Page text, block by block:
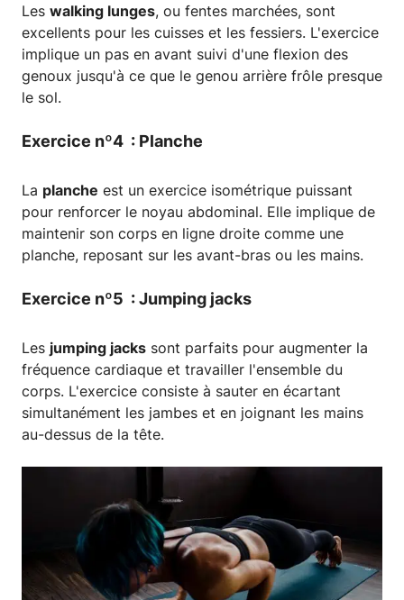
Les walking lunges, ou fentes marchées, sont
excellents pour les cuisses et les fessiers. L'exercice
implique un pas en avant suivi d'une flexion des
genoux jusqu'à ce que le genou arrière frôle presque
le sol.
Exercice nº4 : Planche
La planche est un exercice isométrique puissant
pour renforcer le noyau abdominal. Elle implique de
maintenir son corps en ligne droite comme une
planche, reposant sur les avant-bras ou les mains.
Exercice nº5 : Jumping jacks
Les jumping jacks sont parfaits pour augmenter la
fréquence cardiaque et travailler l'ensemble du
corps. L'exercice consiste à sauter en écartant
simultanément les jambes et en joignant les mains
au-dessus de la tête.